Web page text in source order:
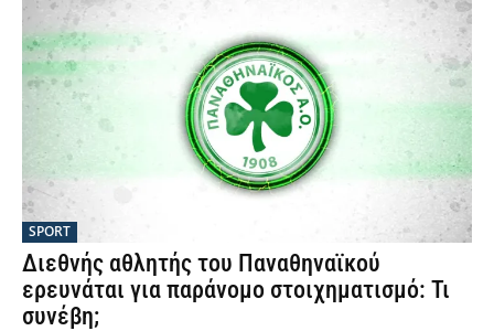
SPORT
Διεθνής αθλητής του Παναθηναϊκού
ερευνάται για παράνομο στοιχηματισμό: Τι
συνέβη;